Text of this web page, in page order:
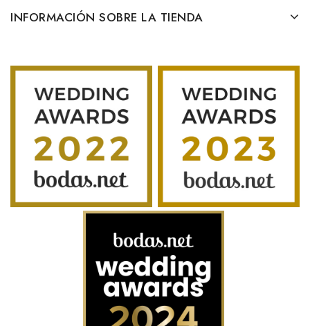
INFORMACIÓN SOBRE LA TIENDA